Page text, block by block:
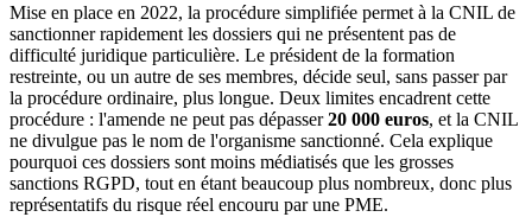
Mise en place en 2022, la procédure simplifiée permet à la CNIL de
sanctionner rapidement les dossiers qui ne présentent pas de
difficulté juridique particulière. Le président de la formation
restreinte, ou un autre de ses membres, décide seul, sans passer par
la procédure ordinaire, plus longue. Deux limites encadrent cette
procédure : l'amende ne peut pas dépasser20 000 euros, et la CNIL
ne divulgue pas le nom de l'organisme sanctionné. Cela explique
pourquoi ces dossiers sont moins médiatisés que les grosses
sanctions RGPD, tout en étant beaucoup plus nombreux, donc plus
représentatifs du risque réel encouru par une PME.